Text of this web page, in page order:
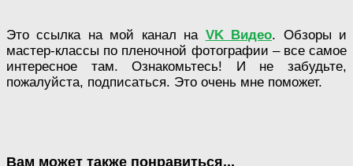
Это ссылка на мой канал на VK Видео. Обзоры и
мастер-классы по пленочной фотографии – все самое
интересное там. Ознакомьтесь! И не забудьте,
пожалуйста, подписаться. Это очень мне поможет.
Вам может также понравиться...